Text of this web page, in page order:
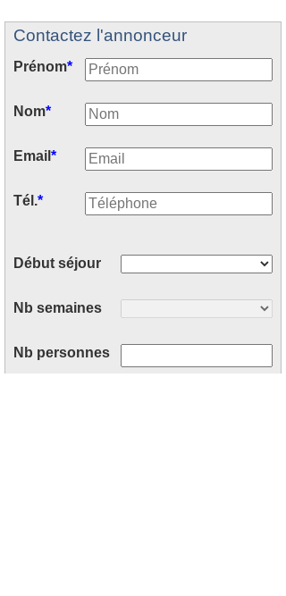
Contactez l'annonceur
Prénom*
Nom*
Email *
Tél.*
Début séjour
Nb semaines
Nb personnes